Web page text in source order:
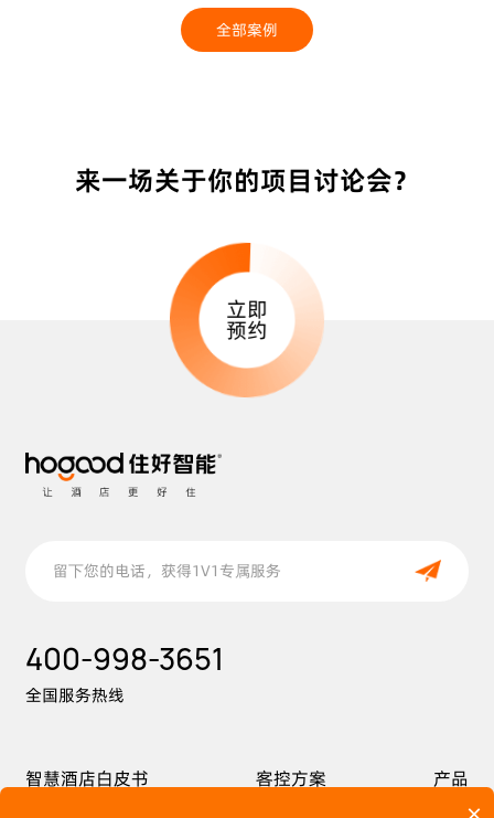
全部案例
来一场关于你的项目讨论会？
立即
预约
400-998-3651
全国服务热线
智慧酒店白皮书 客控方案
产品
关于